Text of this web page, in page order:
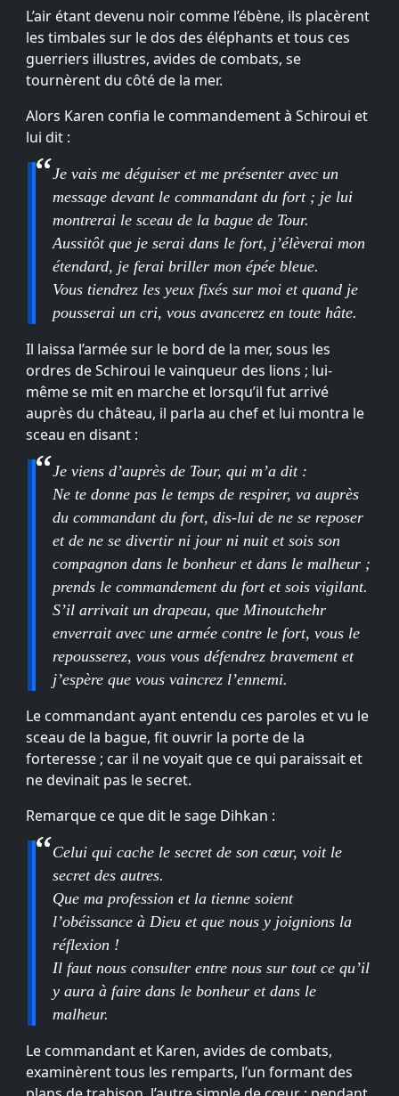
L’air étant devenu noir comme l’ébène, ils placèrent
les timbales sur le dos des éléphants et tous ces
guerriers illustres, avides de combats, se
tournèrent du côté de la mer.
Alors Karen confia le commandement à Schiroui et
lui dit :
Je vais me déguiser et me présenter avec un
message devant le commandant du fort ; je lui
montrerai le sceau de la bague de Tour.
Aussitôt que je serai dans le fort, j’élèverai mon
étendard, je ferai briller mon épée bleue.
Vous tiendrez les yeux fixés sur moi et quand je
pousserai un cri, vous avancerez en toute hâte.
Il laissa l’armée sur le bord de la mer, sous les
ordres de Schiroui le vainqueur des lions ; lui-
même se mit en marche et lorsqu’il fut arrivé
auprès du château, il parla au chef et lui montra le
sceau en disant :
Je viens d’auprès de Tour, qui m’a dit :
Ne te donne pas le temps de respirer, va auprès
du commandant du fort, dis-lui de ne se reposer
et de ne se divertir ni jour ni nuit et sois son
compagnon dans le bonheur et dans le malheur ;
prends le commandement du fort et sois vigilant.
S’il arrivait un drapeau, que Minoutchehr
enverrait avec une armée contre le fort, vous le
repousserez, vous vous défendrez bravement et
j’espère que vous vaincrez l’ennemi.
Le commandant ayant entendu ces paroles et vu le
sceau de la bague, fit ouvrir la porte de la
forteresse ; car il ne voyait que ce qui paraissait et
ne devinait pas le secret.
Remarque ce que dit le sage Dihkan :
Celui qui cache le secret de son cœur, voit le
secret des autres.
Que ma profession et la tienne soient
l’obéissance à Dieu et que nous y joignions la
réflexion !
Il faut nous consulter entre nous sur tout ce qu’il
y aura à faire dans le bonheur et dans le
malheur.
Le commandant et Karen, avides de combats,
examinèrent tous les remparts, l’un formant des